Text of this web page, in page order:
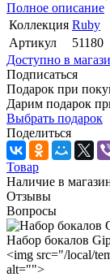
Полное описание
Коллекция Ruby
Артикул
51180
Доступно в
Подписаться
Подарок при
Дарим подарок
Выбрать подарок
Поделиться
Товар
Наличие в
Отзывы
Вопросы
Набор бокалов
<img src="/local/
alt="">